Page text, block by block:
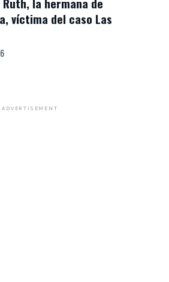
víctima del caso Las
ADVERTISEMENT